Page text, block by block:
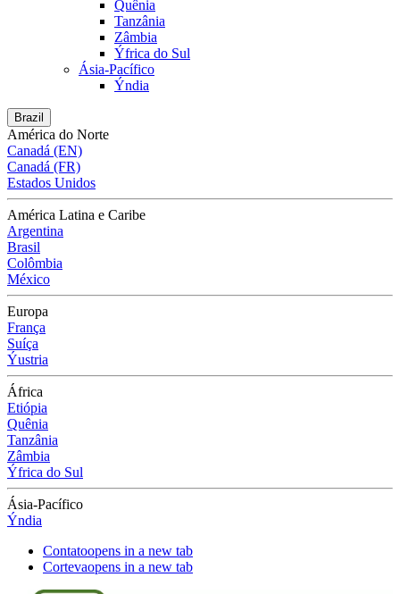
Quênia
Tanzânia
Zâmbia
Ýfrica do Sul
Ásia-Pacífico
Ýndia
Brazil
América do Norte
Canadá (EN)
Canadá (FR)
Estados Unidos
América Latina e Caribe
Argentina
Brasil
Colômbia
México
Europa
França
Suíça
Ýustria
África
Etiópia
Quênia
Tanzânia
Zâmbia
Ýfrica do Sul
Ásia-Pacífico
Ýndia
Contatoopens in a new tab
Cortevaopens in a new tab